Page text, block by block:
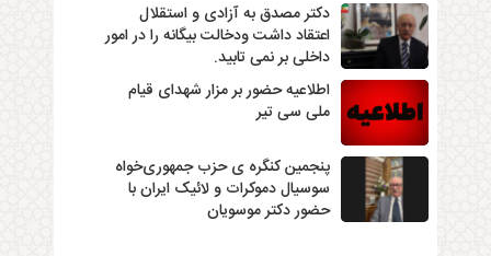
دکتر مصدق به آزادی و استقلال
اعتقاد داشت ودخالت بیگانه را در امور
داخلی بر نمی تابید.
اطلاعیه حضور بر مزار شهدای قیام
ملی سی تیر
پنجمین کنگره ی حزب جمهوری‌خواه
سوسیال دموکرات و لائیک ایران با
حضور دکتر موسویان